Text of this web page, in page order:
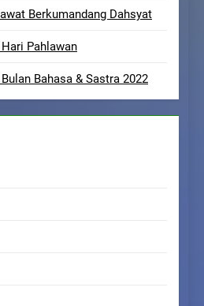
Berkumandang Dahsyat
Pahlawan
Bahasa & Sastra 2022